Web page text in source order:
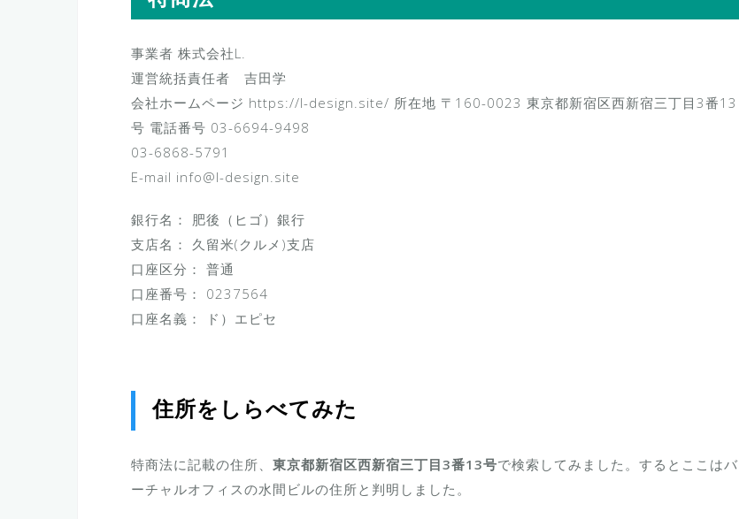
事業者 株式会社L.
運営統括責任者 吉田学
会社ホームページ https://l-design.site/ 所在地 〒160-0023 東京都新宿区西新宿三丁目3番13
号 電話番号 03-6694-9498
03-6868-5791
E-mail info@l-design.site
銀行名： 肥後（ヒゴ）銀行
支店名： 久留米(クルメ)支店
口座区分： 普通
口座番号： 0237564
口座名義： ド）エピセ
住所をしらべてみた
特商法に記載の住所、 東京都新宿区西新宿三丁目3番13号で検索してみました。するとここはバ
ーチャルオフィスの水間ビルの住所と判明しました。